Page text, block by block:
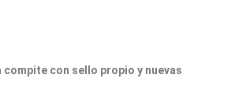
compite con sello propio y nuevas